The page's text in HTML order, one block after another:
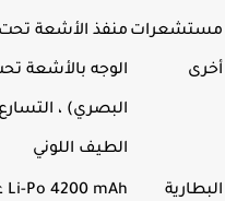
منفذ الأشعة تحت
الوجه بالأشعة
البصري) ، التسارع ،
الطيف اللوني
Li-Po 4200 mAh غير قابلة للإزالة